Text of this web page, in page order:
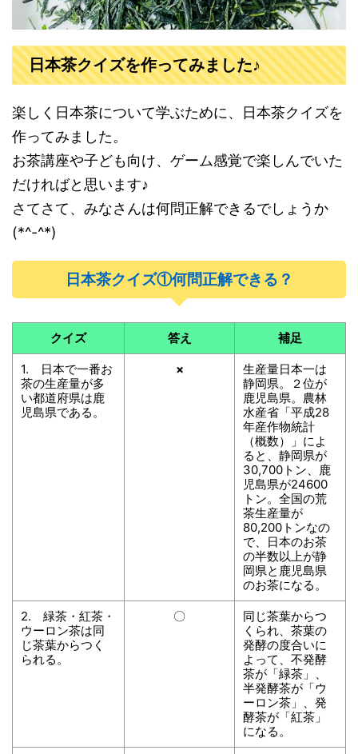
日本茶クイズを作ってみました♪
楽しく日本茶について学ぶために、日本茶クイズを
作ってみました。
お茶講座や子ども向け、ゲーム感覚で楽しんでいた
だければと思います♪
さてさて、みなさんは何問正解できるでしょうか
(*^-^*)
日本茶クイズ①何問正解できる？
クイズ 答え 補足
1. 日本で一番お
茶の生産量が多
い都道府県は鹿
児島県である。
×
生産量日本一は
静岡県。２位が
鹿児島県。農林
水産省「平成28
年産作物統計
（概数）」によ
ると、静岡県が
30,700トン、鹿
児島県が24600
トン。全国の荒
茶生産量が
80,200トンなの
で、日本のお茶
の半数以上が静
岡県と鹿児島県
のお茶になる。
2. 緑茶・紅茶・
ウーロン茶は同
じ茶葉からつく
られる。
〇
同じ茶葉からつ
くられ、茶葉の
発酵の度合いに
よって、不発酵
茶が「緑茶」、
半発酵茶が「ウ
ーロン茶」、発
酵茶が「紅茶」
になる。